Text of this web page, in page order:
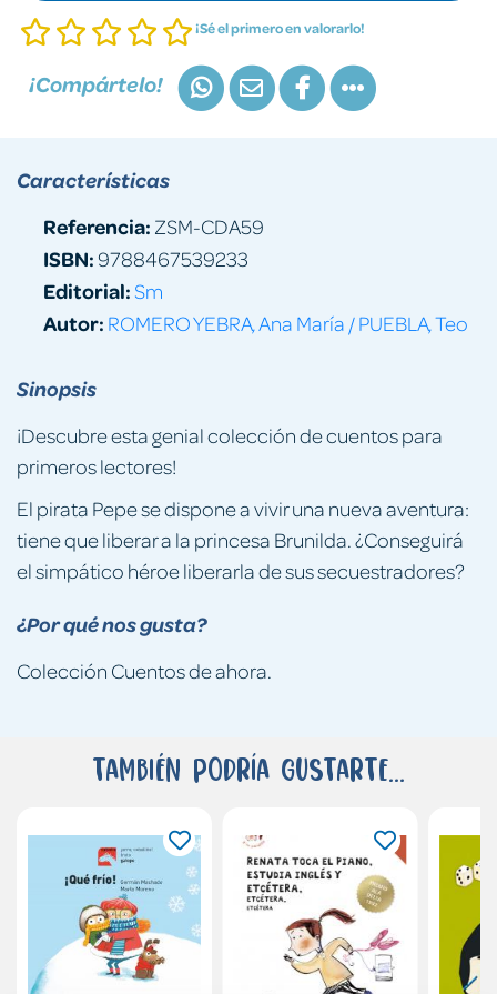
¡Sé el primero en valorarlo!
¡Compártelo!
Sinopsis
¡Descubre esta genial colección de cuentos para
primeros lectores!
El pirata Pepe se dispone a vivir una nueva aventura:
tiene que liberar a la princesa Brunilda. ¿Conseguirá
el simpático héroe liberarla de sus secuestradores?
¿Por qué nos gusta?
Colección Cuentos de ahora.
Características
Referencia: ZSM-CDA59
ISBN:9788467539233
Editorial:Sm
Autor: ROMERO YEBRA, Ana María / PUEBLA, Teo
También podría gustarte...